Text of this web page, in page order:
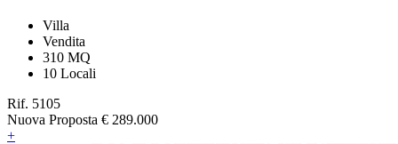
Villa
Vendita
310 MQ
10 Locali
Rif. 5105
Nuova Proposta € 289.000
+